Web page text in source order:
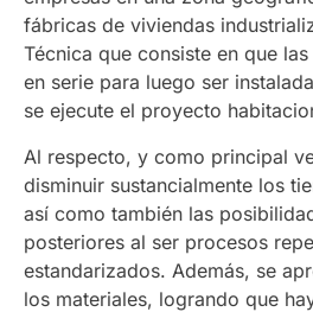
fábricas de viviendas
Técnica que consiste en que
en serie para luego ser
se ejecute el proyecto
Al respecto, y como principal
disminuir sustancialmente los
así como también las
posteriores al ser procesos
estandarizados. Además, se
los materiales, logrando que